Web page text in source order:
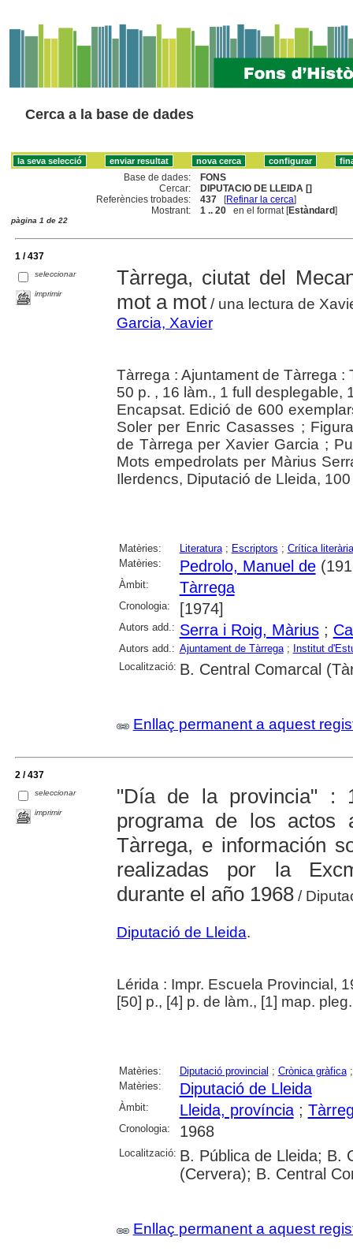
Cerca a la base de dades
Base de dades:
FONS
Cercar:
DIPUTACIO DE LLEIDA []
Referències trobades:
437 [Refinar la cerca]
Mostrant:
1 .. 20 en el format [Estàndard]
pàgina 1 de 22
1 / 437
seleccionar
imprimir
Tàrrega, ciutat del
mot a mot/ una lectura de
Garcia, Xavier
Tàrrega : Ajuntament de Tàrrega :
50 p. , 16 làm., 1 full desplegable,
Encapsat. Edició de 600
Soler per Enric Casasses ;
de Tàrrega per Xavier Garcia ;
Mots empedrolats per Màrius
Ilerdencs, Diputació de Lleida,
Matèries: Literatura; Escriptors ; Crítica literària
Matèries:
Pedrolo, Manuel de
Àmbit: Tàrrega
Cronologia: [1974]
Autors add.: Serra i Roig, Màrius;
Autors add.: Ajuntament de Tàrrega; Institut
Localització: B. Central Comarcal
Enllaç permanent a aquest
2 / 437
seleccionar
imprimir
"Día de la provincia" :
programa de los
Tàrrega, e información
realizadas por la
durante el año 1968/
Diputació de Lleida.
Lérida : Impr. Escuela Provincial,
[50] p., [4] p. de làm., [1] map.
Matèries: Diputació provincial ; Crònica gràfica
Matèries:
Diputació de Lleida
Àmbit: Lleida, província;
Cronologia: 1968
Localització: B. Pública de Lleida; B.
(Cervera); B. Central
Enllaç permanent a aquest